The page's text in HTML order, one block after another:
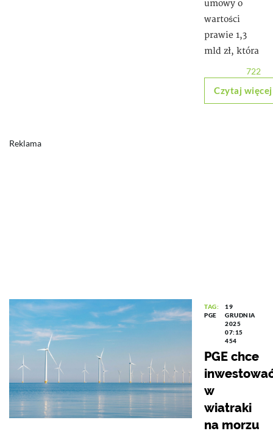
umowy o
wartości
prawie 1,3
mld zł, która
722
Czytaj więcej
Reklama
TAG:
PGE
19
GRUDNIA
2025
07:15
454
PGE chce
w
wiatraki
na morzu